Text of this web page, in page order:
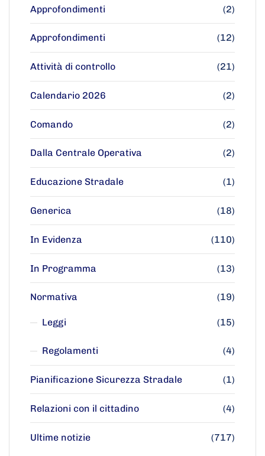
Approfondimenti (2)
Approfondimenti (12)
Attività di controllo (21)
Calendario 2026 (2)
Comando (2)
Dalla Centrale Operativa (2)
Educazione Stradale (1)
Generica (18)
In Evidenza (110)
In Programma (13)
Normativa (19)
Leggi (15)
Regolamenti (4)
Pianificazione Sicurezza Stradale (1)
Relazioni con il cittadino (4)
Ultime notizie (717)